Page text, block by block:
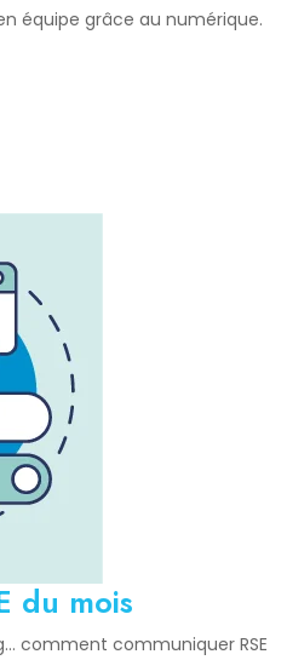
équipe grâce au numérique.
du mois
comment communiquer RSE